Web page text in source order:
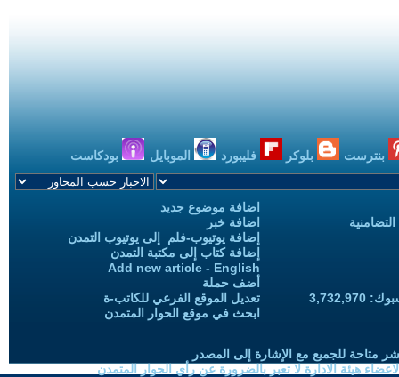
بنترست بلوكر فليبورد الموبايل بودكاست
اضافة موضوع جديد
اضافة خبر
إضافة يوتيوب-فلم إلى يوتيوب التمدن
إضافة كتاب إلى مكتبة التمدن
Add new article - English
أضف حملة
تعديل الموقع الفرعي للكاتب-ة
ابحث في موقع الحوار المتمدن
متاحة للجميع مع الإشارة إلى المصدر
هيئة الادارة لا تعبر بالضرورة عن رأي الحوار المتمدن